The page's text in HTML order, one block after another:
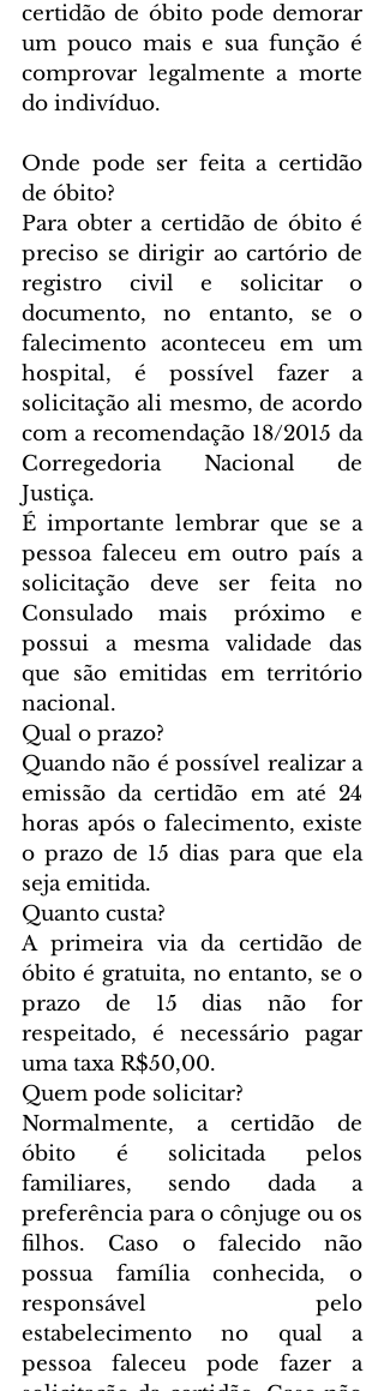
certidão de óbito pode demorar
um pouco mais e sua função é
comprovar legalmente a morte
do indivíduo.
Onde pode ser feita a certidão
de óbito?
Para obter a certidão de óbito é
preciso se dirigir ao cartório de
registro civil e solicitar o
documento, no entanto, se o
falecimento aconteceu em um
hospital, é possível fazer a
solicitação ali mesmo, de acordo
com a recomendação 18/2015 da
Corregedoria Nacional de
Justiça.
É importante lembrar que se a
pessoa faleceu em outro país a
solicitação deve ser feita no
Consulado mais próximo e
possui a mesma validade das
que são emitidas em território
nacional.
Qual o prazo?
Quando não é possível realizar a
emissão da certidão em até 24
horas após o falecimento, existe
o prazo de 15 dias para que ela
seja emitida.
Quanto custa?
A primeira via da certidão de
óbito é gratuita, no entanto, se o
prazo de 15 dias não for
respeitado, é necessário pagar
uma taxa R$50,00.
Quem pode solicitar?
Normalmente, a certidão de
óbito é solicitada pelos
familiares, sendo dada a
preferência para o cônjuge ou os
filhos. Caso o falecido não
possua família conhecida, o
responsável pelo
estabelecimento no qual a
pessoa faleceu pode fazer a